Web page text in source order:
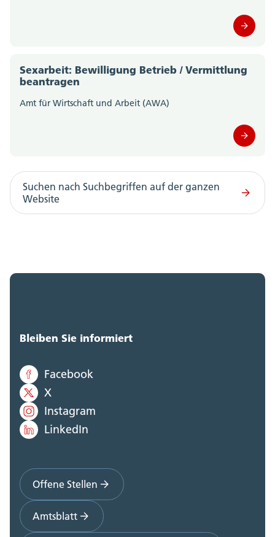
Sexarbeit: Bewilligung Betrieb / Vermittlung
beantragen
Amt für Wirtschaft und Arbeit (AWA)
Suchen nach Suchbegriffen auf der ganzen
Website
Bleiben Sie informiert
Facebook
X
Instagram
LinkedIn
Offene Stellen
Amtsblatt